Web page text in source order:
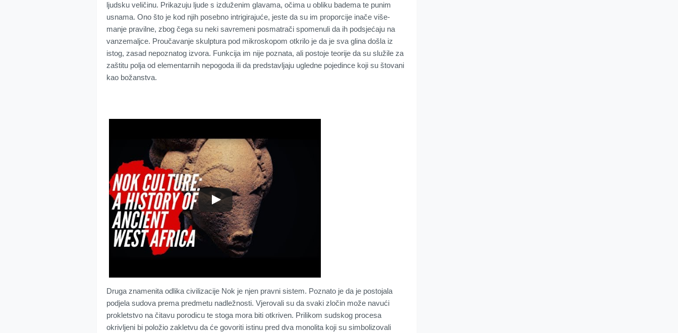
ljudsku veličinu. Prikazuju ljude s izduženim glavama, očima u obliku badema te punim
usnama. Ono što je kod njih posebno intrigirajuće, jeste da su im proporcije inače više-
manje pravilne, zbog čega su neki savremeni posmatrači spomenuli da ih podsjećaju na
vanzemaljce. Proučavanje skulptura pod mikroskopom otkrilo je da je sva glina došla iz
istog, zasad nepoznatog izvora. Funkcija im nije poznata, ali postoje teorije da su služile za
zaštitu polja od elementarnih nepogoda ili da predstavljaju ugledne pojedince koji su štovani
kao božanstva.
Druga znamenita odlika civilizacije Nok je njen pravni sistem. Poznato je da je postojala
podjela sudova prema predmetu nadležnosti. Vjerovali su da svaki zločin može navući
prokletstvo na čitavu porodicu te stoga mora biti otkriven. Prilikom sudskog procesa
okrivljeni bi položio zakletvu da će govoriti istinu pred dva monolita koji su simbolizovali